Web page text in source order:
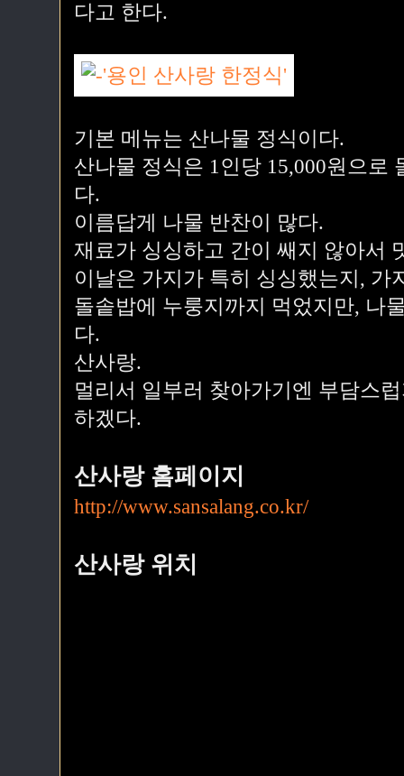
다고 한다.
기본 메뉴는 산나물 정식이다.
산나물 정식은 1인당 15,000원으로
다.
이름답게 나물 반찬이 많다.
재료가 싱싱하고 간이 쌔지 않아서
이날은 가지가 특히 싱싱했는지, 가
돌솥밥에 누룽지까지 먹었지만, 나
다.
산사랑.
멀리서 일부러 찾아가기엔 부담스
하겠다.
산사랑 홈페이지
http://www.sansalang.co.kr/
산사랑 위치